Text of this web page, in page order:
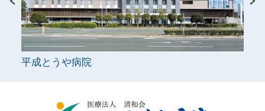
平成とうや病院